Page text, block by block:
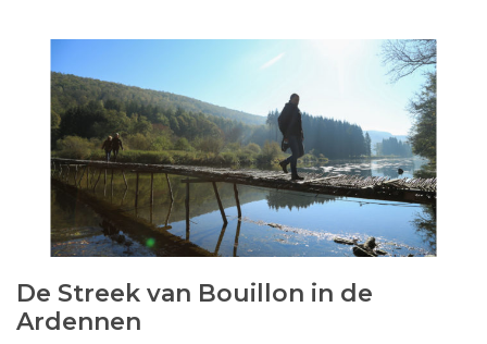
De Streek van Bouillon in de
Ardennen